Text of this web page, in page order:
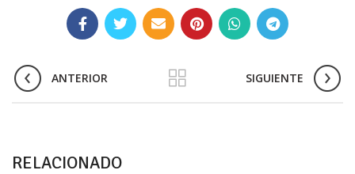
ANTERIOR SIGUIENTE
RELACIONADO